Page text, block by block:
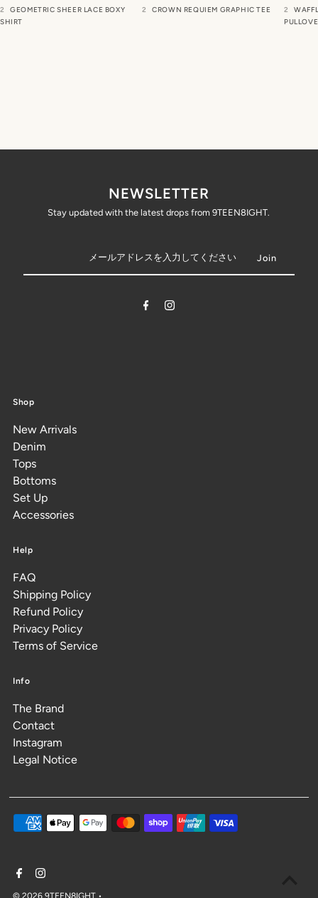
GEOMETRIC SHEER LACE BOXY
SHIRT
CROWN REQUIEM GRAPHIC TEE
NEWSLETTER
Stay updated with the latest drops from 9TEEN8IGHT.
Shop
New Arrivals
Denim
Tops
Bottoms
Set Up
Accessories
Help
FAQ
Shipping Policy
Refund Policy
Privacy Policy
Terms of Service
Info
The Brand
Contact
Instagram
Legal Notice